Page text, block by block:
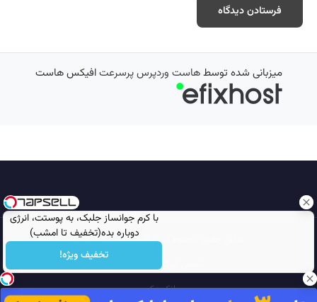
با کرم جوانساز جلبک، به پوستت، انرژی
دوباره بده(تخفیف تا امشب)
تخفیف ویژه!
میزبانی شده توسطهاست وردپرس پرسرعتافیکس هاست
تمامی حقوق محفوظ است © 2026
مجله نورگرام
انجمن نورگرام
بانک عکس